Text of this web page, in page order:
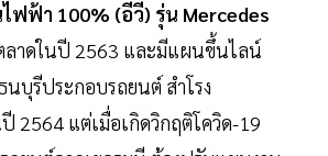
ฟฟ้า 100% (อีวี) รุ่น Mercedes
ลาดในปี 2563 และมีแผนขึ้นไลน์
นบุรีประกอบรถยนต์ สำโรง
2564 แต่เมื่อเกิดวิกฤติโควิด-19